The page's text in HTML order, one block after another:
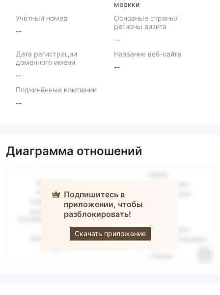
мерики
Учётный номер
--
Основные страны/
регионы визита
--
Дата регистрации
доменного имени
--
Название веб-сайта
--
Подчинённые компании
--
Диаграмма отношений
Подпишитесь в
приложении, чтобы
разблокировать!
Скачать приложение
LEX
CAPITAL